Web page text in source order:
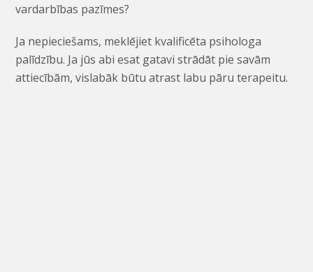
vardarbības pazīmes?
Ja nepieciešams, meklējiet kvalificēta psihologa
palīdzību. Ja jūs abi esat gatavi strādāt pie savām
attiecībām, vislabāk būtu atrast labu pāru terapeitu.